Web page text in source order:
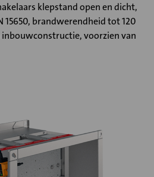
klepstand open en dicht,
15650, brandwerendheid tot 120
voorzien van